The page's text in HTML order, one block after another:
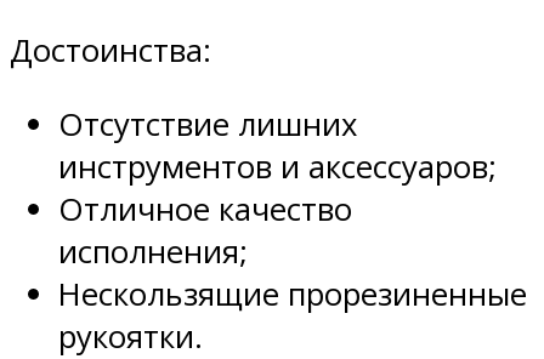
Достоинства:
Отсутствие лишних
инструментов и аксессуаров;
Отличное качество
исполнения;
Нескользящие прорезиненные
рукоятки.